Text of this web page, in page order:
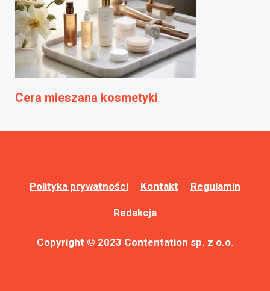
Cera mieszana kosmetyki
Polityka prywatności Kontakt Regulamin
Redakcja
Copyright © 2023 Contentation sp. z o.o.